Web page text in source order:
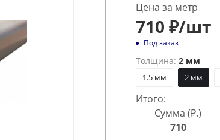
Цена за метр
710 ₽/шт
Под заказ
Толщина: 2 мм
1.5 мм 2 мм
Итого:
Сумма (₽.)
710